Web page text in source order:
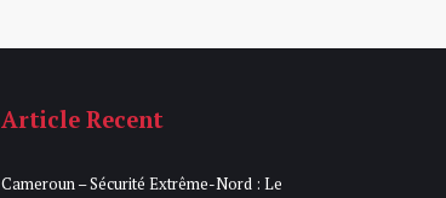
Article Recent
Cameroun – Sécurité Extrême-Nord : Le